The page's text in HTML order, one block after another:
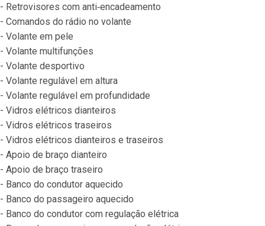
- Retrovisores com anti‐encadeamento
- Comandos do rádio no volante
- Volante em pele
- Volante multifunções
- Volante desportivo
- Volante regulável em altura
- Volante regulável em profundidade
- Vidros elétricos dianteiros
- Vidros elétricos traseiros
- Vidros elétricos dianteiros e traseiros
- Apoio de braço dianteiro
- Apoio de braço traseiro
- Banco do condutor aquecido
- Banco do passageiro aquecido
- Banco do condutor com regulação elétrica